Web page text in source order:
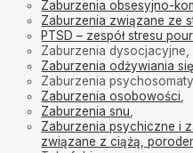
Zaburzenia obsesyjno-
Zaburzenia związane ze
PTSD – zespół stresu
Zaburzenia dysocjacyjne,
Zaburzenia odżywiania się
Zaburzenia
Zaburzenia osobowości
Zaburzenia snu
Zaburzenia psychiczne i
związane z ciążą,